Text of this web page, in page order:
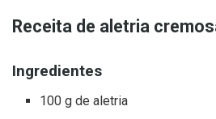
Receita de aletria
Ingredientes
100 g de aletria